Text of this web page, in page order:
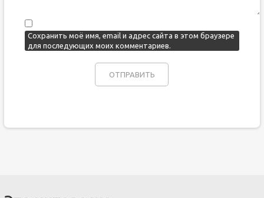
Сохранить моё имя, email и адрес сайта в этом браузере
для последующих моих комментариев.